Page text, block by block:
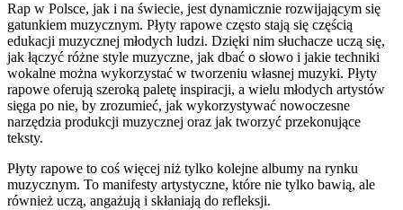
Rap w Polsce, jak i na świecie, jest dynamicznie rozwijającym się
gatunkiem muzycznym. Płyty rapowe często stają się częścią
edukacji muzycznej młodych ludzi. Dzięki nim słuchacze uczą się,
jak łączyć różne style muzyczne, jak dbać o słowo i jakie techniki
wokalne można wykorzystać w tworzeniu własnej muzyki. Płyty
rapowe oferują szeroką paletę inspiracji, a wielu młodych artystów
sięga po nie, by zrozumieć, jak wykorzystywać nowoczesne
narzędzia produkcji muzycznej oraz jak tworzyć przekonujące
teksty.
Płyty rapowe to coś więcej niż tylko kolejne albumy na rynku
muzycznym. To manifesty artystyczne, które nie tylko bawią, ale
również uczą, angażują i skłaniają do refleksji.